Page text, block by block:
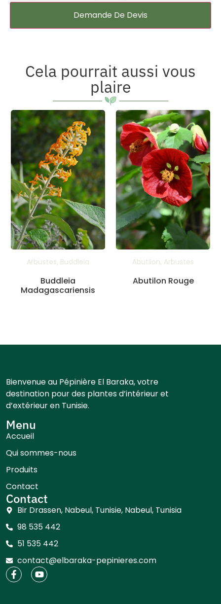
Demande De Devis
Cela pourrait aussi vous
plaire
Arbustes, Buddleia
Buddleia
Madagascariensis
Abutilon, Arbustes
Abutilon Rouge
Bienvenue au Pépinière El Baraka, votre
destination pour des plantes d’intérieur et
d’extérieur en Tunisie.
Menu
Accueil
Qui sommes-nous
Produits
Contact
Contact
Bir Drassen, Nabeul, Tunisie, Nabeul, Tunisia
98 535 442
51 535 442
contact@elbaraka-pepinieres.com